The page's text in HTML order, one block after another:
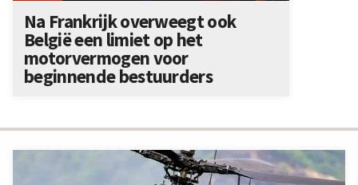
Na Frankrijk overweegt ook
België een limiet op het
motorvermogen voor
beginnende bestuurders